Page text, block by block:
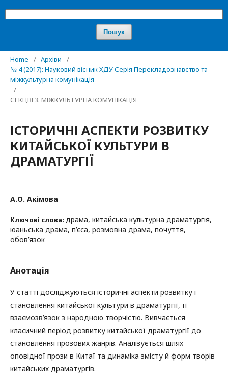
Пошук
Home / Архіви
/
№ 4 (2017): Науковий вісник ХДУ Серія Перекладознавство та
міжкультурна комунікація
/
СЕКЦІЯ 3. МІЖКУЛЬТУРНА КОМУНІКАЦІЯ
ІСТОРИЧНІ АСПЕКТИ РОЗВИТКУ
КИТАЙСЬКОЇ КУЛЬТУРИ В
ДРАМАТУРГІЇ
А.О. Акімова
Ключові слова: драма, китайська культурна драматургія,
юаньська драма, п’єса, розмовна драма, почуття,
обов’язок
Анотація
У статті досліджуються історичні аспекти розвитку і
становлення китайської культури в драматургії, її
взаємозв’язок з народною творчістю. Вивчається
класичний період розвитку китайської драматургії до
становлення прозових жанрів. Аналізується шлях
оповідної прози в Китаї та динаміка змісту й форм творів
китайських драматургів.